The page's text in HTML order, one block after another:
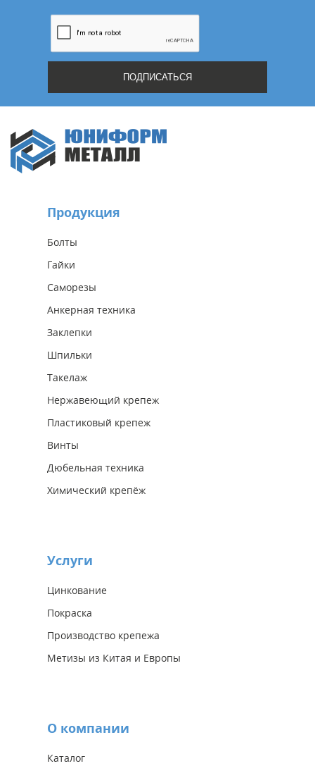
Продукция
Болты
Гайки
Саморезы
Анкерная техника
Заклепки
Шпильки
Такелаж
Нержавеющий крепеж
Пластиковый крепеж
Винты
Дюбельная техника
Химический крепёж
Услуги
Цинкование
Покраска
Производство крепежа
Метизы из Китая и Европы
О компании
Каталог